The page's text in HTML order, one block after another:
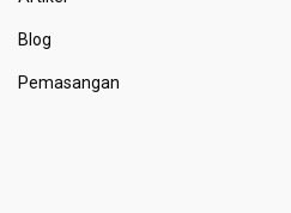
Blog
Pemasangan